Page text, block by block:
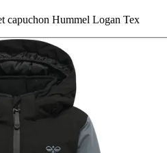
capuchon Hummel Logan Tex